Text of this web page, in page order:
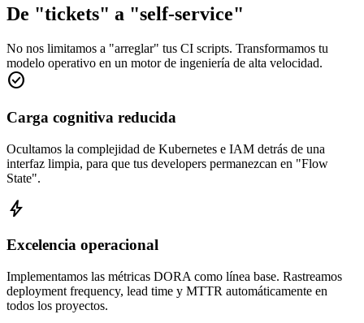
De "tickets" a "self-service"
No nos limitamos a "arreglar" tus CI scripts. Transformamos tu
modelo operativo en un motor de ingeniería de alta velocidad.
check_circle
Carga cognitiva reducida
Ocultamos la complejidad de Kubernetes e IAM detrás de una
interfaz limpia, para que tus developers permanezcan en "Flow
State".
bolt
Excelencia operacional
Implementamos las métricas DORA como línea base. Rastreamos
deployment frequency, lead time y MTTR automáticamente en
todos los proyectos.